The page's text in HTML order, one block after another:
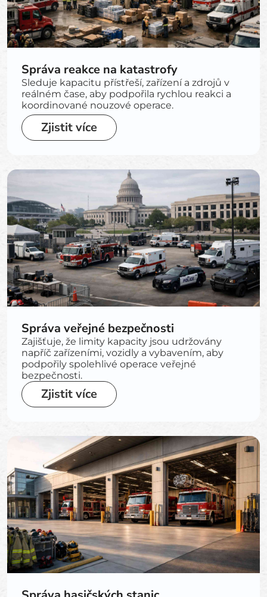
Správa reakce na katastrofy
Sleduje kapacitu přístřeší, zařízení a zdrojů v
reálném čase, aby podpořila rychlou reakci a
koordinované nouzové operace.
Zjistit více
Správa veřejné bezpečnosti
Zajišťuje, že limity kapacity jsou udržovány
napříč zařízeními, vozidly a vybavením, aby
podpořily spolehlivé operace veřejné
bezpečnosti.
Zjistit více